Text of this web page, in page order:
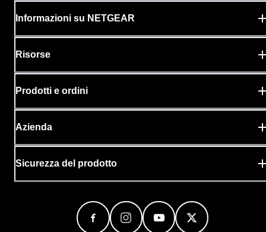
Informazioni su NETGEAR
Risorse
Prodotti e ordini
Azienda
Sicurezza del prodotto